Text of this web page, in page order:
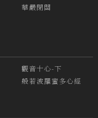
華嚴閉關
觀音十心-下
般若波羅蜜多心經